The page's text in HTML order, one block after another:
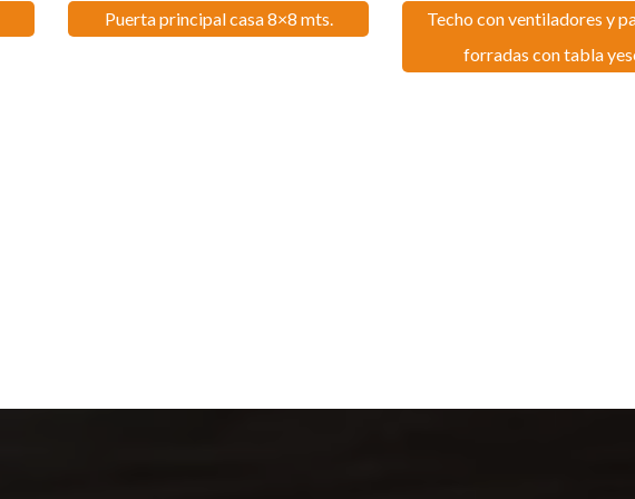
Puerta principal casa 8×8 mts.
Techo con ventiladores y
forradas con tabla